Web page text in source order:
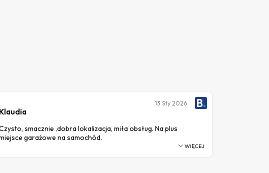
Klaudia
smacznie ,dobra lokalizacja, miła obsług. Na plus
garażowe na samochód.
13 Sty 2026
WIĘCEJ